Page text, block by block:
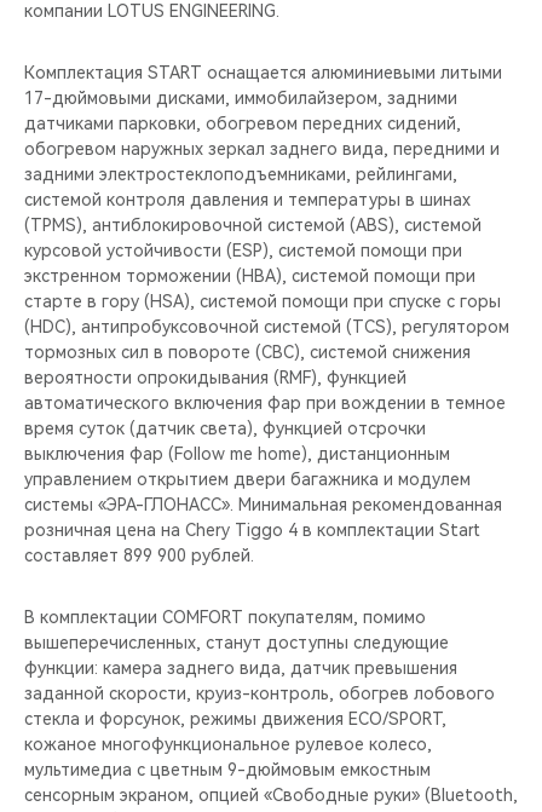
компании LOTUS ENGINEERING.
Комплектация START оснащается алюминиевыми литыми
17-дюймовыми дисками, иммобилайзером, задними
датчиками парковки, обогревом передних сидений,
обогревом наружных зеркал заднего вида, передними и
задними электростеклоподъемниками, рейлингами,
системой контроля давления и температуры в шинах
(TPMS), антиблокировочной системой (ABS), системой
курсовой устойчивости (ESP), системой помощи при
экстренном торможении (HBA), системой помощи при
старте в гору (HSA), системой помощи при спуске с горы
(HDC), антипробуксовочной системой (TCS), регулятором
тормозных сил в повороте (CBC), системой снижения
вероятности опрокидывания (RMF), функцией
автоматического включения фар при вождении в темное
время суток (датчик света), функцией отсрочки
выключения фар (Follow me home), дистанционным
управлением открытием двери багажника и модулем
системы «ЭРА-ГЛОНАСС». Минимальная рекомендованная
розничная цена на Chery Tiggo 4 в комплектации Start
составляет 899 900 рублей.
В комплектации COMFORT покупателям, помимо
вышеперечисленных, станут доступны следующие
функции: камера заднего вида, датчик превышения
заданной скорости, круиз-контроль, обогрев лобового
стекла и форсунок, режимы движения ECO/SPORT,
кожаное многофункциональное рулевое колесо,
мультимедиа с цветным 9-дюймовым емкостным
сенсорным экраном, опцией «Свободные руки» (Bluetooth,